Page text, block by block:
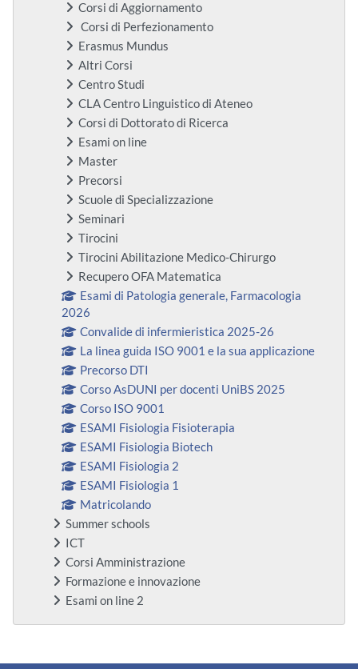
Corsi di Aggiornamento
Corsi di Perfezionamento
Erasmus Mundus
Altri Corsi
Centro Studi
CLA Centro Linguistico di Ateneo
Corsi di Dottorato di Ricerca
Esami on line
Master
Precorsi
Scuole di Specializzazione
Seminari
Tirocini
Tirocini Abilitazione Medico-Chirurgo
Recupero OFA Matematica
Esami di Patologia generale, Farmacologia
2026
Convalide di infermieristica 2025-26
La linea guida ISO 9001 e la sua applicazione
Precorso DTI
Corso AsDUNI per docenti UniBS 2025
Corso ISO 9001
ESAMI Fisiologia Fisioterapia
ESAMI Fisiologia Biotech
ESAMI Fisiologia 2
ESAMI Fisiologia 1
Matricolando
Summer schools
ICT
Corsi Amministrazione
Formazione e innovazione
Esami on line 2
Blocchi supplementari